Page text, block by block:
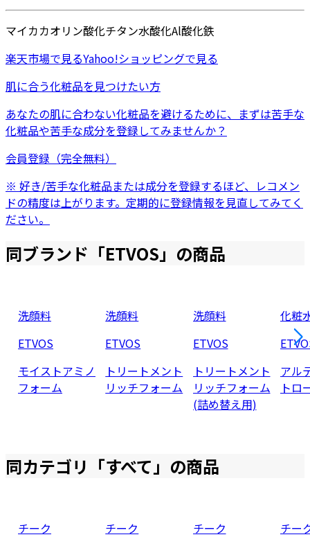
マイカカオリン酸化チタン水酸化Al酸化鉄
楽天市場で見るYahoo!ショッピングで見る
肌に合う化粧品を見つけたい方
あなたの肌に合わない化粧品を避けるために、まずは苦手な
化粧品や苦手な成分を登録してみませんか？
会員登録（完全無料）
※ 好き/苦手な化粧品または成分を登録するほど、レコメン
ドの精度は上がります。定期的に登録情報を見直してみてく
ださい。
同ブランド「ETVOS」の商品
洗顔料
ETVOS
モイストアミノ
フォーム
洗顔料
ETVOS
トリートメント
リッチフォーム
洗顔料
ETVOS
トリートメント
リッチフォーム
(詰め替え用)
化粧
アル
トロ
同カテゴリ「すべて」の商品
チーク
チーク
チーク
チー